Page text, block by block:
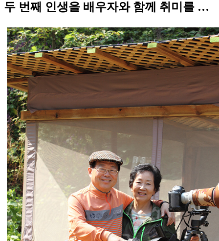
두 번째 인생을 배우자와 함께 취미를 …